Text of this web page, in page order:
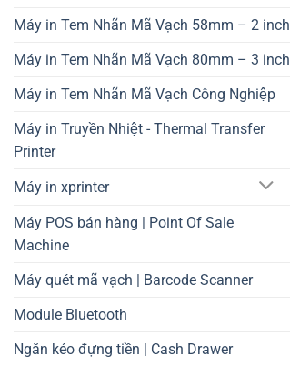
Máy in Tem Nhãn Mã Vạch 58mm – 2 inch
Máy in Tem Nhãn Mã Vạch 80mm – 3 inch
Máy in Tem Nhãn Mã Vạch Công Nghiệp
Máy in Truyền Nhiệt - Thermal Transfer
Printer
Máy in xprinter
Máy POS bán hàng | Point Of Sale
Machine
Máy quét mã vạch | Barcode Scanner
Module Bluetooth
Ngăn kéo đựng tiền | Cash Drawer